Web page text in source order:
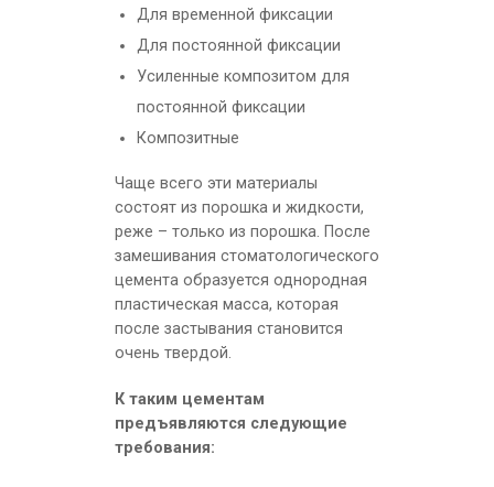
Для временной фиксации
Для постоянной фиксации
Усиленные композитом для
постоянной фиксации
Композитные
Чаще всего эти материалы
состоят из порошка и жидкости,
реже – только из порошка. После
замешивания стоматологического
цемента образуется однородная
пластическая масса, которая
после застывания становится
очень твердой.
К таким цементам
предъявляются следующие
требования: